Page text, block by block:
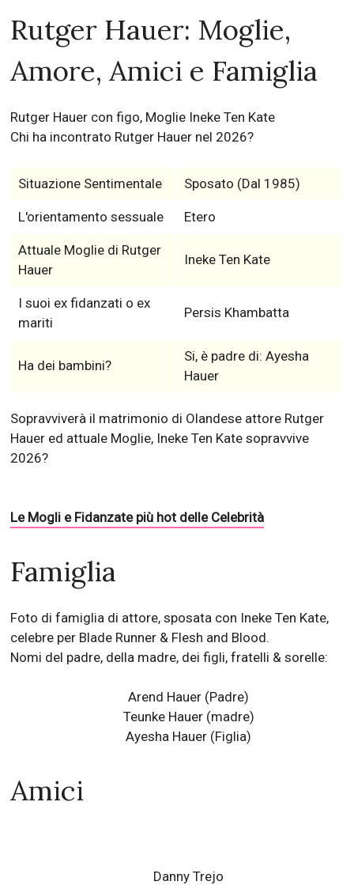
Rutger Hauer: Moglie,
Amore, Amici e Famiglia
Rutger Hauer con figo, Moglie Ineke Ten Kate
Chi ha incontrato Rutger Hauer nel 2026?
Situazione Sentimentale Sposato (Dal 1985)
L'orientamento sessuale Etero
Attuale Moglie di Rutger
Hauer
Ineke Ten Kate
I suoi ex fidanzati o ex
mariti
Persis Khambatta
Ha dei bambini?
Si, è padre di: Ayesha
Hauer
Sopravviverà il matrimonio di Olandese attore Rutger
Hauer ed attuale Moglie, Ineke Ten Kate sopravvive
2026?
Le Mogli e Fidanzate più hot delle Celebrità
Famiglia
Foto di famiglia di attore, sposata con Ineke Ten Kate,
celebre per Blade Runner & Flesh and Blood.
Nomi del padre, della madre, dei figli, fratelli & sorelle:
Arend Hauer (Padre)
Teunke Hauer (madre)
Ayesha Hauer (Figlia)
Amici
Danny Trejo